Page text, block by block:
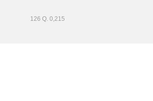
126 Q. 0,215